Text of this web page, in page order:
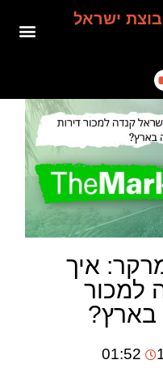
ישראל
איך
למכור
בארץ?
01:52